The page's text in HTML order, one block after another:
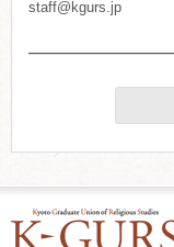
staff@kgurs.jp